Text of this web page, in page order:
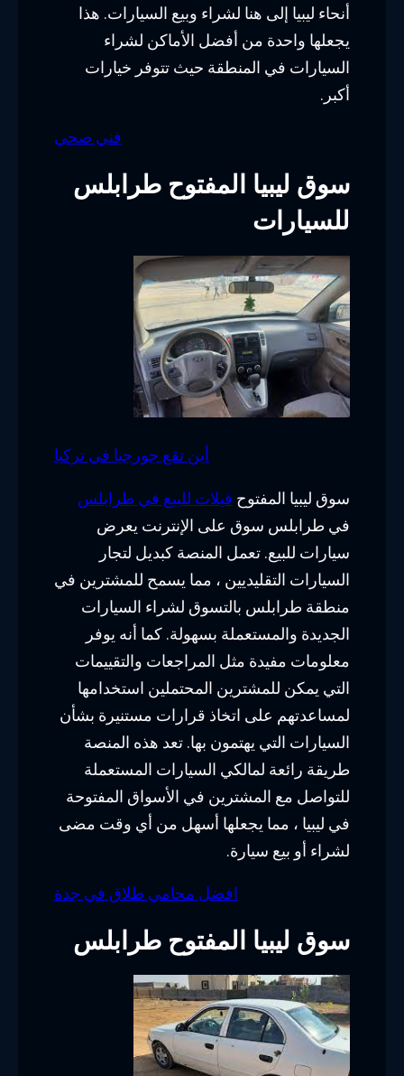
أنحاء ليبيا إلى هنا لشراء وبيع السيارات. هذا
يجعلها واحدة من أفضل الأماكن لشراء
السيارات في المنطقة حيث تتوفر خيارات
أكبر.
فني صحي
سوق ليبيا المفتوح طرابلس
للسيارات
أين تقع جورجيا في تركيا
سوق ليبيا المفتوح فيلات للبيع في طرابلس
في طرابلس سوق على الإنترنت يعرض
سيارات للبيع. تعمل المنصة كبديل لتجار
السيارات التقليديين ، مما يسمح للمشترين في
منطقة طرابلس بالتسوق لشراء السيارات
الجديدة والمستعملة بسهولة. كما أنه يوفر
معلومات مفيدة مثل المراجعات والتقييمات
التي يمكن للمشترين المحتملين استخدامها
لمساعدتهم على اتخاذ قرارات مستنيرة بشأن
السيارات التي يهتمون بها. تعد هذه المنصة
طريقة رائعة لمالكي السيارات المستعملة
للتواصل مع المشترين في الأسواق المفتوحة
في ليبيا ، مما يجعلها أسهل من أي وقت مضى
لشراء أو بيع سيارة.
افضل محامي طلاق في جدة
سوق ليبيا المفتوح طرابلس